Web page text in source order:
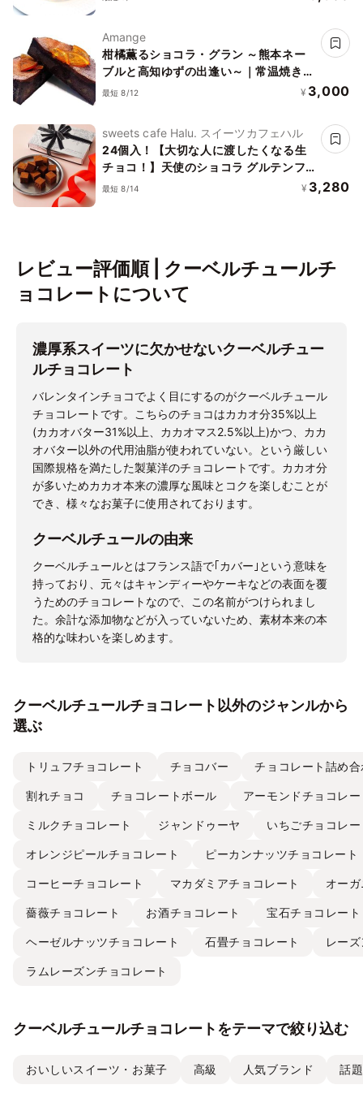
Amange
柑橘薫るショコラ・グラン ～熊本ネー
ブルと高知ゆずの出逢い～｜常温焼き菓
子
最短 8/12 ¥ 3,000
sweets cafe Halu. スイーツカフェハル
24個入！【大切な人に渡したくなる生
チョコ！】天使のショコラ グルテンフ
リー
最短 8/14 ¥ 3,280
レビュー評価順 | クーベルチュールチ
ョコレートについて
濃厚系スイーツに欠かせないクーベルチュー
ルチョコレート
バレンタインチョコでよく目にするのがクーベルチュール
チョコレートです。こちらのチョコはカカオ分35%以上
(カカオバター31%以上、カカオマス2.5%以上)かつ、カカ
オバター以外の代用油脂が使われていない。という厳しい
国際規格を満たした製菓洋のチョコレートです。カカオ分
が多いためカカオ本来の濃厚な風味とコクを楽しむことが
でき、様々なお菓子に使用されております。
クーベルチュールの由来
クーベルチュールとはフランス語で｢カバー｣という意味を
持っており、元々はキャンディーやケーキなどの表面を覆
うためのチョコレートなので、この名前がつけられまし
た。余計な添加物などが入っていないため、素材本来の本
格的な味わいを楽しめます。
クーベルチュールチョコレート以外のジャンルから
選ぶ
トリュフチョコレート チョコバー チョコレート詰め
割れチョコ チョコレートボール アーモンドチョコレ
ミルクチョコレート ジャンドゥーヤ いちごチョコレ
オレンジピールチョコレート ピーカンナッツチョコレート
コーヒーチョコレート マカダミアチョコレート オー
薔薇チョコレート お酒チョコレート 宝石チョコレート
ヘーゼルナッツチョコレート 石畳チョコレート レー
ラムレーズンチョコレート
クーベルチュールチョコレートをテーマで絞り込む
おいしいスイーツ・お菓子 高級 人気ブランド 話